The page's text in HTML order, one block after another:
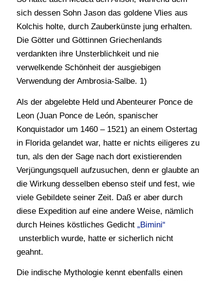
sich dessen Sohn Jason das goldene Vlies aus
Kolchis holte, durch Zauberkünste jung erhalten.
Die Götter und Göttinnen Griechenlands
verdankten ihre Unsterblichkeit und nie
verwelkende Schönheit der ausgiebigen
Verwendung der Ambrosia-Salbe. 1)
Als der abgelebte Held und Abenteurer Ponce de
Leon (Juan Ponce de León, spanischer
Konquistador um 1460 – 1521) an einem Ostertag
in Florida gelandet war, hatte er nichts eiligeres zu
tun, als den der Sage nach dort existierenden
Verjüngungsquell aufzusuchen, denn er glaubte an
die Wirkung desselben ebenso steif und fest, wie
viele Gebildete seiner Zeit. Daß er aber durch
diese Expedition auf eine andere Weise, nämlich
durch Heines köstliches Gedicht „Bimini“
unsterblich wurde, hatte er sicherlich nicht
geahnt.
Die indische Mythologie kennt ebenfalls einen